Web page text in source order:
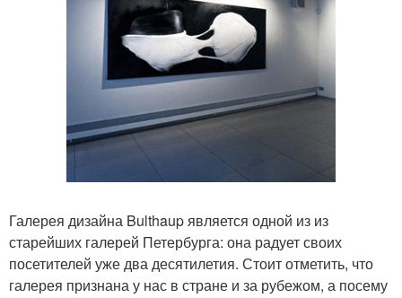
Галерея дизайна Bulthaup является одной из из
старейших галерей Петербурга: она радует своих
посетителей уже два десятилетия. Стоит отметить, что
галерея признана у нас в стране и за рубежом, а посему